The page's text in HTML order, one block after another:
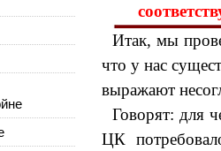
Итак, мы
что у нас
выражают
Говорят: для
ЦК